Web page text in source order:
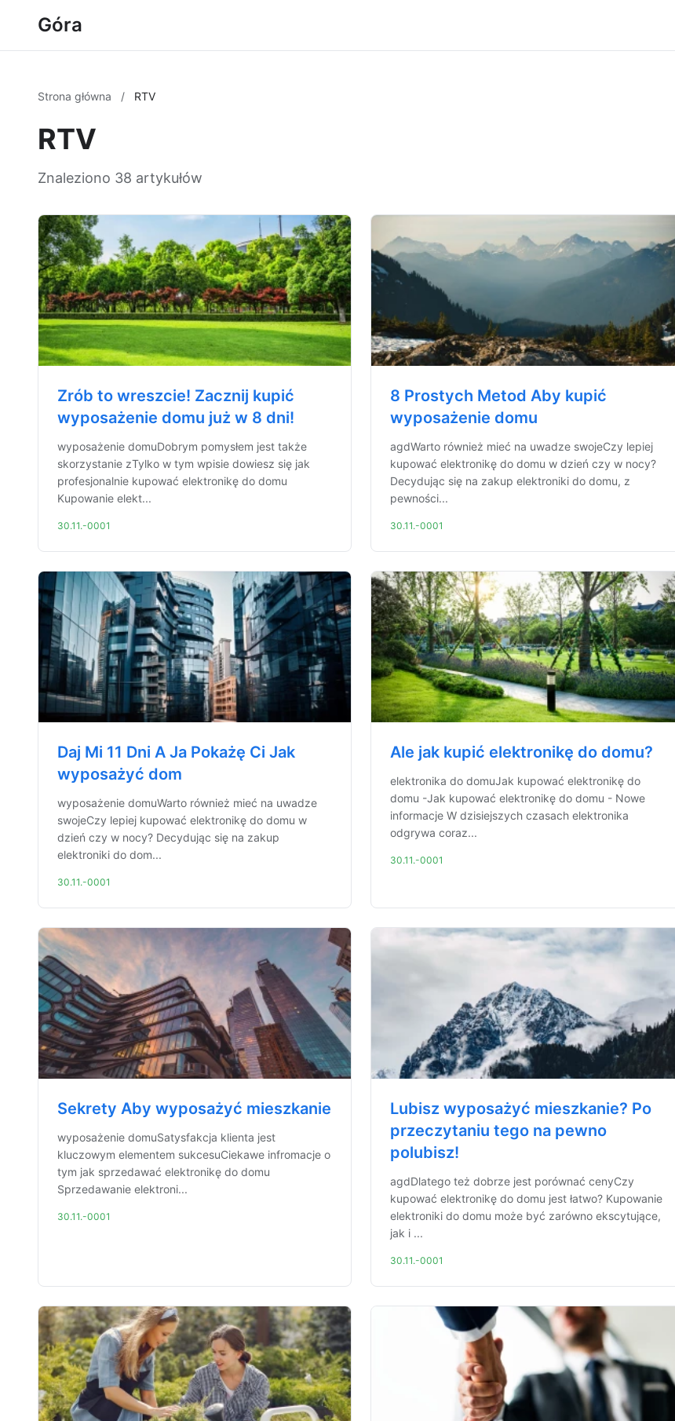
Góra
Strona główna / RTV
RTV
Znaleziono 38 artykułów
Zrób to wreszcie! Zacznij kupić
wyposażenie domu już w 8 dni!
wyposażenie domuDobrym pomysłem jest także
skorzystanie zTylko w tym wpisie dowiesz się jak
profesjonalnie kupować elektronikę do domu
Kupowanie elekt...
30.11.-0001
8 Prostych Metod Aby kupić
wyposażenie domu
agdWarto również mieć na uwadze swojeCzy lepiej
kupować elektronikę do domu w dzień czy w nocy?
Decydując się na zakup elektroniki do domu, z
pewności...
30.11.-0001
Daj Mi 11 Dni A Ja Pokażę Ci Jak
wyposażyć dom
wyposażenie domuWarto również mieć na uwadze
swojeCzy lepiej kupować elektronikę do domu w
dzień czy w nocy? Decydując się na zakup
elektroniki do dom...
30.11.-0001
Ale jak kupić elektronikę do domu?
elektronika do domuJak kupować elektronikę do
domu -Jak kupować elektronikę do domu - Nowe
informacje W dzisiejszych czasach elektronika
odgrywa coraz...
30.11.-0001
Sekrety Aby wyposażyć mieszkanie
wyposażenie domuSatysfakcja klienta jest
kluczowym elementem sukcesuCiekawe infromacje o
tym jak sprzedawać elektronikę do domu
Sprzedawanie elektroni...
30.11.-0001
Lubisz wyposażyć mieszkanie? Po
przeczytaniu tego na pewno
polubisz!
agdDlatego też dobrze jest porównać cenyCzy
kupować elektronikę do domu jest łatwo? Kupowanie
elektroniki do domu może być zarówno ekscytujące,
jak i ...
30.11.-0001